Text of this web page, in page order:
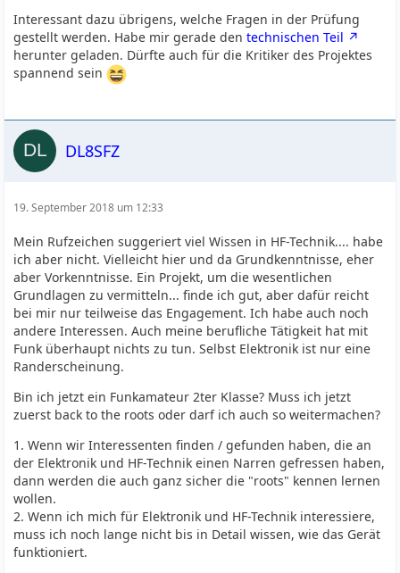
Experimentell und technisch-wissenschaftlich.
WIE und WOMIT wir experimentieren, bleibt uns
überlassen.
Beim aktuellen Projekt gehts um erweiterte Grundlagen.
sich seinen eigenen Spielplatz
und macht unseren nicht madig oder schmutzig.
Leider mehr und mehr im Afu, der das ja von Haus aus
Siehe Absatz 2, immer noch Satz 1: Völkerverständigung.
Scheitert leider schon oft im eigenen (Hobby-)Volk.
Viel Erfolg mit dem Projekt.
Interessant dazu übrigens, welche Fragen in der Prüfung
gestellt werden. Habe mir gerade dentechnischen Teil
herunter geladen. Dürfte auch für die Kritiker des Projektes
spannend sein
DL8SFZ
19. September 2018 um 12:33
Mein Rufzeichen suggeriert viel Wissen in HF-Technik.... habe
ich aber nicht. Vielleicht hier und da Grundkenntnisse, eher
aber Vorkenntnisse. Ein Projekt, um die wesentlichen
Grundlagen zu vermitteln... finde ich gut, aber dafür reicht
bei mir nur teilweise das Engagement. Ich habe auch noch
andere Interessen. Auch meine berufliche Tätigkeit hat mit
Funk überhaupt nichts zu tun. Selbst Elektronik ist nur eine
Randerscheinung.
Bin ich jetzt ein Funkamateur 2ter Klasse? Muss ich jetzt
zuerst back to the roots oder darf ich auch so weitermachen?
1. Wenn wir Interessenten finden / gefunden haben, die an
der Elektronik und HF-Technik einen Narren gefressen haben,
dann werden die auch ganz sicher die "roots" kennen lernen
wollen.
2. Wenn ich mich für Elektronik und HF-Technik interessiere,
muss ich noch lange nicht bis in Detail wissen, wie das Gerät
funktioniert.